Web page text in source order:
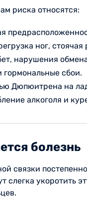
риска относятся:
ног,
нарушения
сбои.
Дюпюитрена на
алкоголя и
болезнь
связки
слегка укоротить